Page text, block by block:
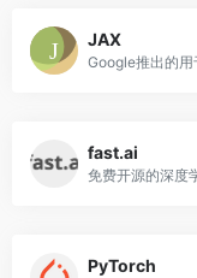
JAX
Google推出的用
fast.ai
免费开源的深度
PyTorch